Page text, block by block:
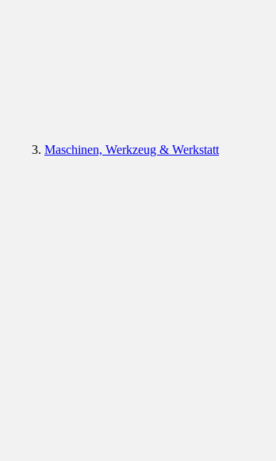
Maschinen, Werkzeug & Werkstatt